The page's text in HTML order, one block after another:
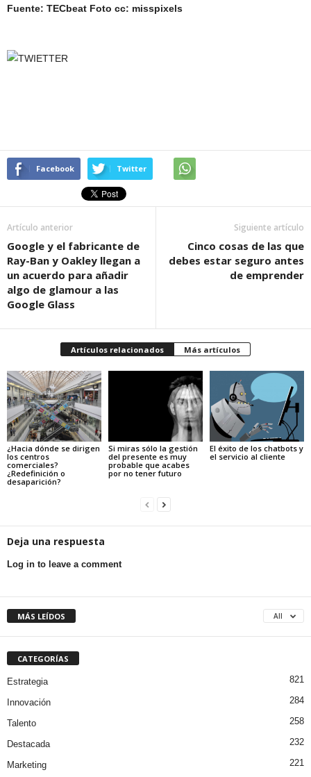
Fuente: TECbeat Foto cc: misspixels
Facebook Twitter
Artículo anterior
Google y el fabricante de
Ray-Ban y Oakley llegan a
un acuerdo para añadir
algo de glamour a las
Google Glass
Siguiente artículo
Cinco cosas de las que
debes estar seguro antes
de emprender
Artículos relacionados Más artículos
¿Hacia dónde se dirigen
los centros
comerciales?
¿Redefinición o
desaparición?
Si miras sólo la gestión
del presente es muy
probable que acabes
por no tener futuro
El éxito de los chatbots y
el servicio al cliente
Deja una respuesta
Log in to leave a comment
MÁS LEÍDOS All
CATEGORÍAS
Estrategia 821
Innovación 284
Talento 258
Destacada 232
Marketing 221